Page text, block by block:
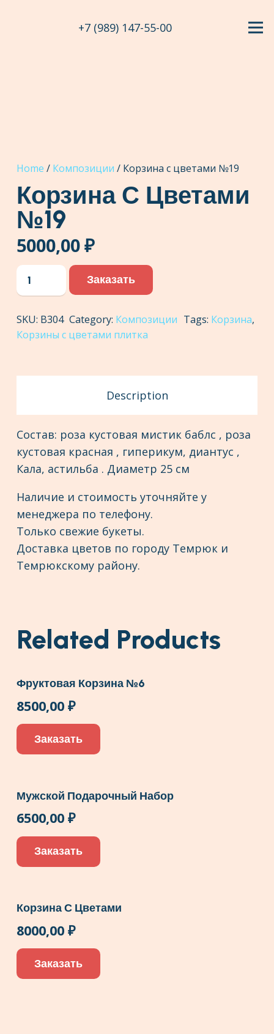
+7 (989) 147-55-00
Home / Композиции / Корзина с цветами №19
Корзина С Цветами
№19
5000,00₽
Корзина
с
№19
quantity
Заказать
SKU: В304 Category: Композиции Tags: Корзина,
Корзины с цветами плитка
Description
Состав: роза кустовая мистик баблс , роза
кустовая красная , гиперикум, диантус ,
Кала, астильба . Диаметр 25 см
Наличие и стоимость уточняйте у
менеджера по телефону.
Только свежие букеты.
Доставка цветов по городу Темрюк и
Темрюкскому району.
Related Products
Фруктовая Корзина №6
8500,00 ₽
Заказать
Мужской Подарочный Набор
6500,00 ₽
Заказать
Корзина С Цветами
8000,00 ₽
Заказать